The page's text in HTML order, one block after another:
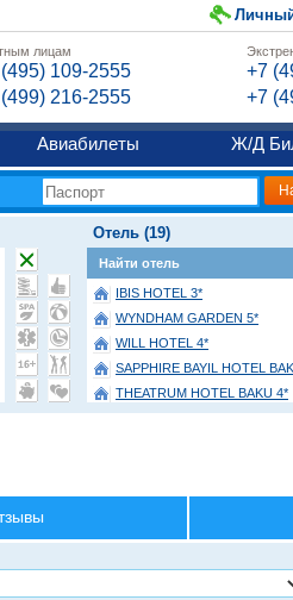
лицам
109-2555
216-2555
+7
+7
Авиабилеты Ж/Д
Отель (19)
Найти отель
IBIS HOTEL 3*
WYNDHAM GARDEN 5*
WILL HOTEL 4*
SAPPHIRE BAYIL HOTEL
THEATRUM HOTEL BAKU 4*
MILDOM HOTEL BAKU 3*
NOBEL HOTEL 4*